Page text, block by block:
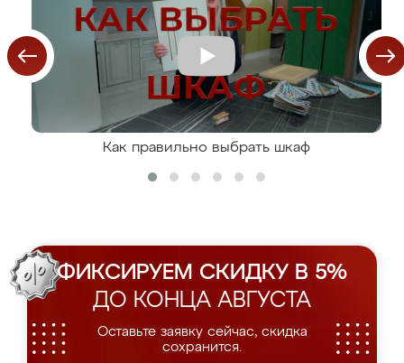
Как правильно выбрать шкаф
ФИКСИРУЕМ СКИДКУ В 5%
ДО КОНЦА АВГУСТА
Оставьте заявку сейчас, скидка
сохранится.